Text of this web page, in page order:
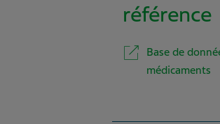
référence
Base de
médicaments